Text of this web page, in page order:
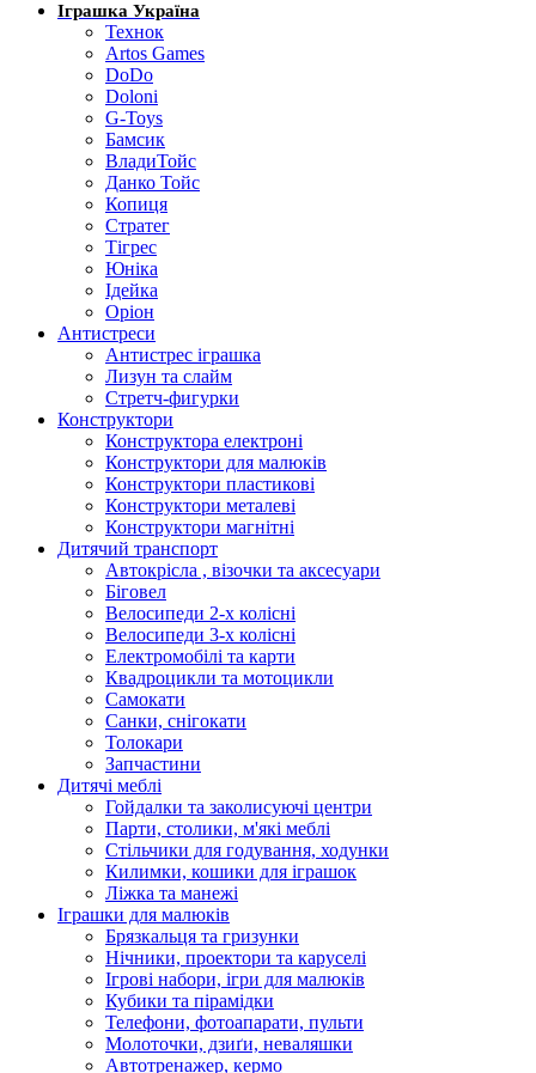
Іграшка Україна
Технок
Artos Games
DoDo
Doloni
G-Toys
Бамсик
ВладиТойс
Данко Тойс
Копиця
Стратег
Тігрес
Юніка
Ідейка
Оріон
Антистреси
Антистрес іграшка
Лизун та слайм
Стретч-фигурки
Конструктори
Конструктора електроні
Конструктори для малюків
Конструктори пластикові
Конструктори металеві
Конструктори магнітні
Дитячий транспорт
Автокрісла , візочки та аксесуари
Біговел
Велосипеди 2-х колісні
Велосипеди 3-х колісні
Електромобілі та карти
Квадроцикли та мотоцикли
Самокати
Санки, снігокати
Толокари
Запчастини
Дитячі меблі
Гойдалки та заколисуючі центри
Парти, столики, м'які меблі
Стільчики для годування, ходунки
Килимки, кошики для іграшок
Ліжка та манежі
Іграшки для малюків
Брязкальця та гризунки
Нічники, проектори та каруселі
Ігрові набори, ігри для малюків
Кубики та пірамідки
Телефони, фотоапарати, пульти
Молоточки, дзиґи, неваляшки
Автотренажер, кермо